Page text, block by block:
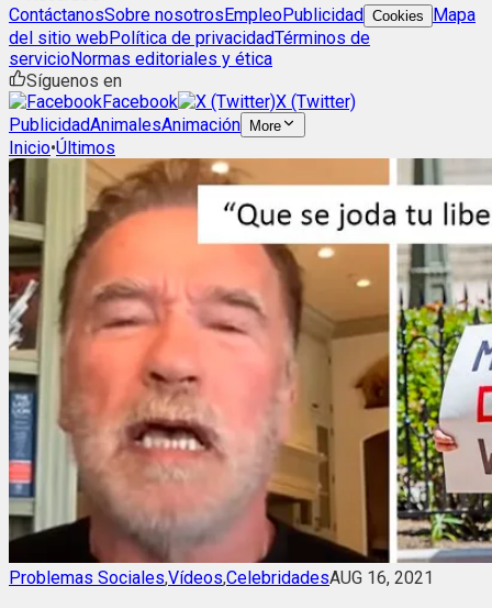
ContáctanosSobre nosotrosEmpleoPublicidad Cookies
Mapa
del sitio webPolítica de privacidadTérminos de
servicioNormas editoriales y ética
Síguenos en
Facebook
X (Twitter)
PublicidadAnimalesAnimación More
Inicio•Últimos
Problemas Sociales,Vídeos,CelebridadesAUG 16, 2021